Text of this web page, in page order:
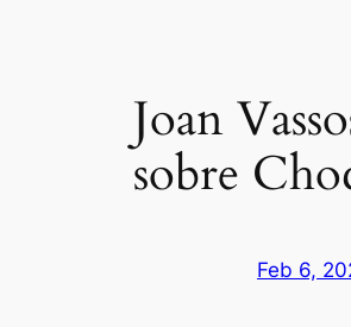
Joan
sobre
Feb 6,